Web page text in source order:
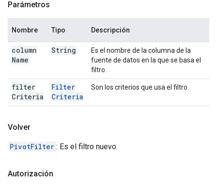
Parámetros
Nombre Tipo Descripción
column
Name
String
Es el nombre de la columna de la
fuente de datos en la que se basa el
filtro.
filter
Criteria
Filter
Criteria
Son los criterios que usa el filtro.
Volver
PivotFilter : Es el filtro nuevo.
Autorización